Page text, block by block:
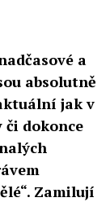
a
absolutně
jak v
dokonce
Zamilují